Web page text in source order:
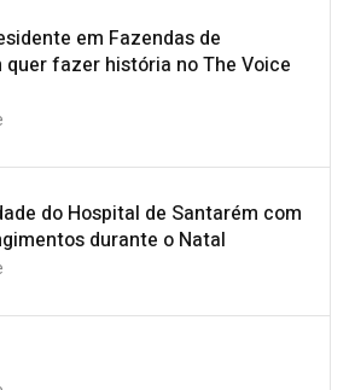
em Fazendas de
quer fazer história no The Voice
do Hospital de Santarém com
durante o Natal